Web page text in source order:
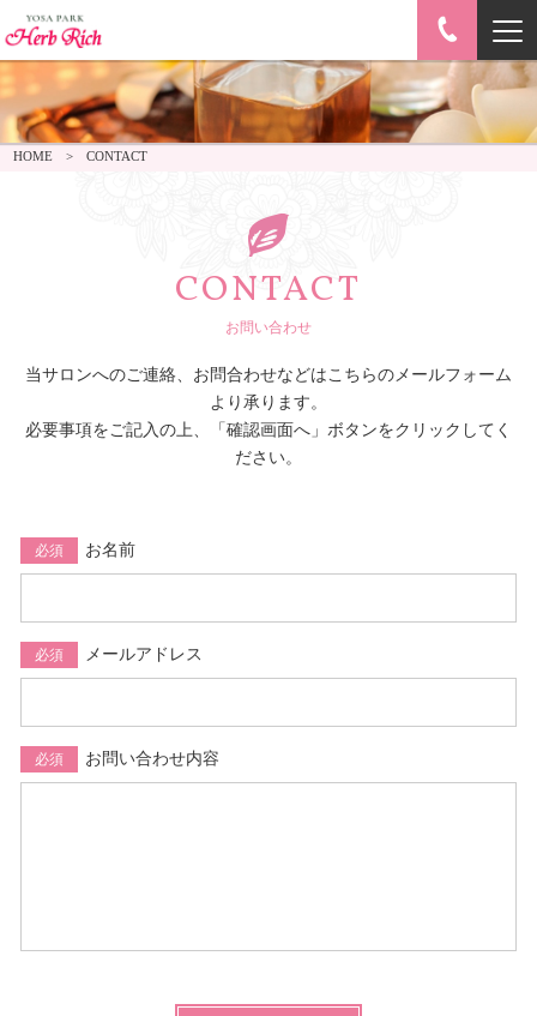
HOME CONTACT
CONTACT
お問い合わせ
当サロンへのご連絡、お問合わせなどはこちらのメールフォーム
より承ります。
必要事項をご記入の上、「確認画面へ」ボタンをクリックしてく
ださい。
必須 お名前
必須 メールアドレス
必須 お問い合わせ内容